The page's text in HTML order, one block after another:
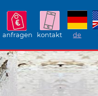
anfragen kontakt de